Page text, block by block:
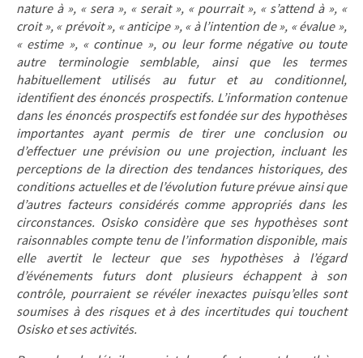
nature à », « sera », « serait », « pourrait », « s’attend à », «
croit », « prévoit », « anticipe », « à l’intention de », « évalue »,
« estime », « continue », ou leur forme négative ou toute
autre terminologie semblable, ainsi que les termes
habituellement utilisés au futur et au conditionnel,
identifient des énoncés prospectifs. L’information contenue
dans les énoncés prospectifs est fondée sur des hypothèses
importantes ayant permis de tirer une conclusion ou
d’effectuer une prévision ou une projection, incluant les
perceptions de la direction des tendances historiques, des
conditions actuelles et de l’évolution future prévue ainsi que
d’autres facteurs considérés comme appropriés dans les
circonstances. Osisko considère que ses hypothèses sont
raisonnables compte tenu de l’information disponible, mais
elle avertit le lecteur que ses hypothèses à l’égard
d’événements futurs dont plusieurs échappent à son
contrôle, pourraient se révéler inexactes puisqu’elles sont
soumises à des risques et à des incertitudes qui touchent
Osisko et ses activités.